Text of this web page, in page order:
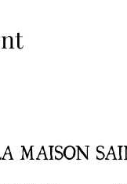
MAISON